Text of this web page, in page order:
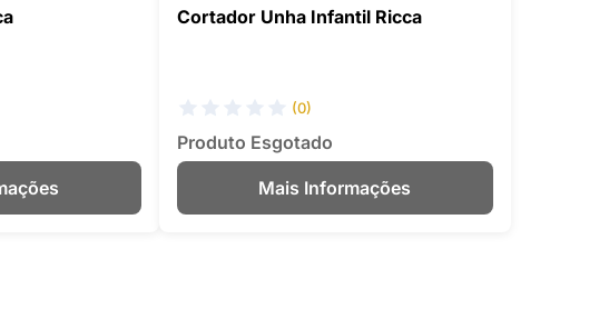
Cortador Unha Infantil Ricca
(0)
Produto Esgotado
Mais Informações